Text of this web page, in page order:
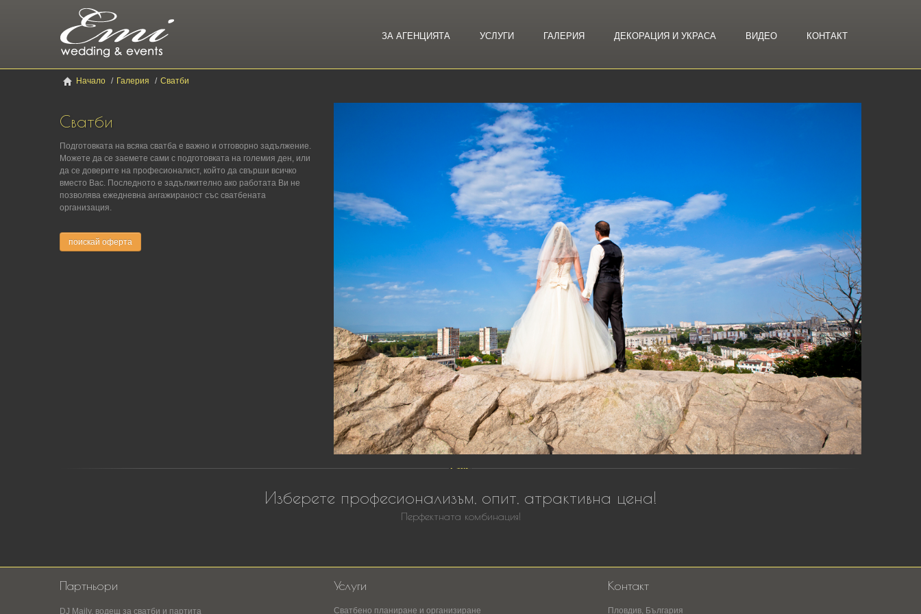
ЗА АГЕНЦИЯТА УСЛУГИ ГАЛЕРИЯ ДЕКОРАЦИЯ И УКРАСА ВИДЕО КОНТАКТ
Начало / Галерия / Сватби
Сватби
Подготовката на всяка сватба е важно и отговорно задължение.
Можете да се заемете сами с подготовката на големия ден, или
да се доверите на професионалист, който да свърши всичко
вместо Вас. Последното е задължително ако работата Ви не
позволява ежедневна ангажираност със сватбената
организация.
поискай оферта
Изберете професионализъм, опит, атрактивна цена!
Перфектната комбинация!
Партньори
DJ Maily, водещ за сватби и партита
Услуги
Сватбено планиране и организиране
Контакт
Пловдив, България